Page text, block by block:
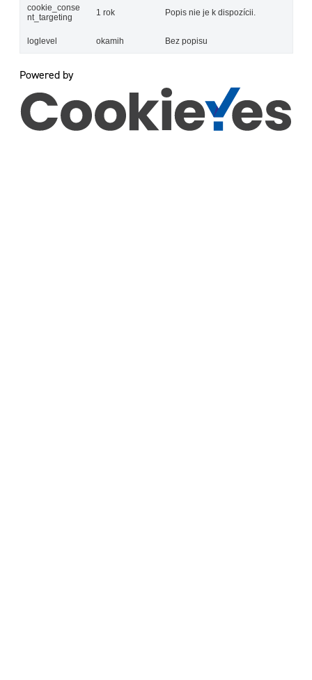
cookie_conse
nt_targeting
1 rok Popis nie je k dispozícii.
loglevel okamih Bez popisu
Powered by